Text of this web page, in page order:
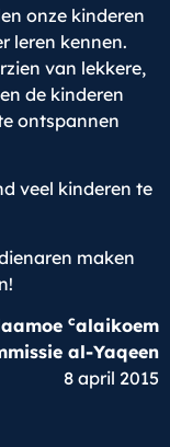
onze kinderen
leren kennen.
van lekkere,
de kinderen
ontspannen
veel kinderen te
maken
calaikoem
al-Yaqeen
8 april 2015